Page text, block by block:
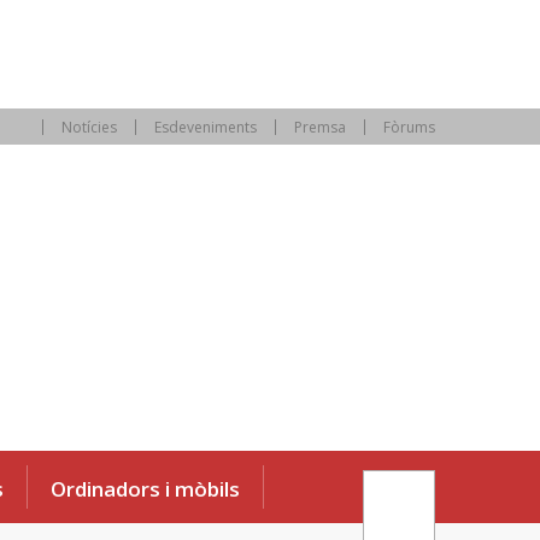
Notícies Esdeveniments Premsa Fòrums
Ordinadors i mòbils